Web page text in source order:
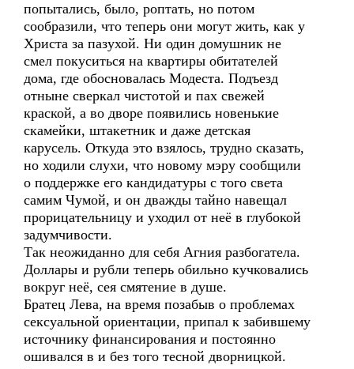
попытались, было, роптать, но потом
сообразили, что теперь они могут жить, как у
Христа за пазухой. Ни один домушник не
смел покуситься на квартиры обитателей
дома, где обосновалась Модеста. Подъезд
отныне сверкал чистотой и пах свежей
краской, а во дворе появились новенькие
скамейки, штакетник и даже детская
карусель. Откуда это взялось, трудно сказать,
но ходили слухи, что новому мэру сообщили
о поддержке его кандидатуры с того света
самим Чумой, и он дважды тайно навещал
прорицательницу и уходил от неё в глубокой
задумчивости.
Так неожиданно для себя Агния разбогатела.
Доллары и рубли теперь обильно кучковались
вокруг неё, сея смятение в душе.
Братец Лева, на время позабыв о проблемах
сексуальной ориентации, припал к забившему
источнику финансирования и постоянно
ошивался в и без того тесной дворницкой.